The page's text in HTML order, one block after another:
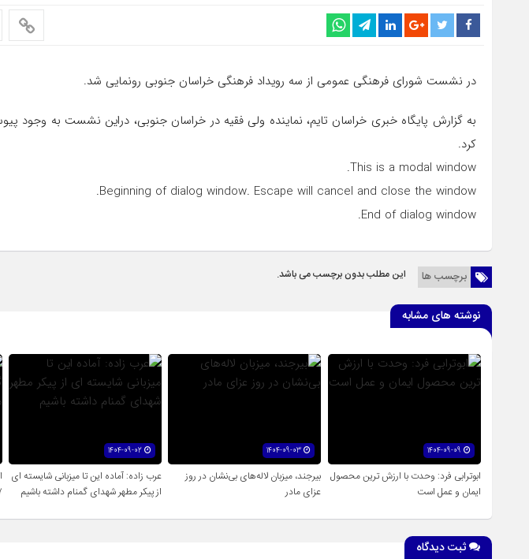
در نشست شورای فرهنگی عمومی از سه رویداد فرهنگی خراسان جنوبی رونمایی شد.
به گزارش پایگاه خبری خراسان تایم، نماینده ولی فقیه در خراسان جنوبی، دراین نشست به وجود
کرد.
This is a modal window.
Beginning of dialog window. Escape will cancel and close the window.
End of dialog window.
برچسب ها این مطلب بدون برچسب می باشد.
نوشته های مشابه
ابوترابی فرد: وحدت با ارزش ترین محصول
ایمان و عمل است
1404-09-03
بیرجند، میزبان لاله‌های بی‌نشان در روز
عزای مادر
1404-09-02
عرب زاده: آماده این تا میزبانی شایسته ای
از پیکر مطهر شهدای گمنام داشته باشیم
ثبت دیدگاه